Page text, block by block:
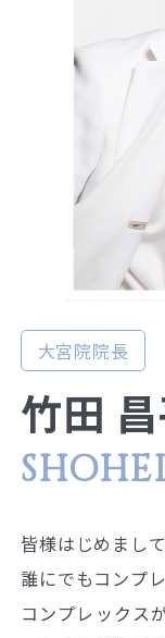
大宮院院長
竹田
皆様はじめまし
誰にでもコンプ
コンプレックス